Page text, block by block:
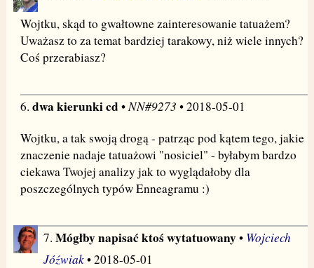
Wojtku, skąd to gwałtowne zainteresowanie tatuażem?
Uważasz to za temat bardziej tarakowy, niż wiele innych?
Coś przerabiasz?
6. dwa kierunki cd •NN#9273 • 2018-05-01
Wojtku, a tak swoją drogą - patrząc pod kątem tego, jakie
znaczenie nadaje tatuażowi "nosiciel" - byłabym bardzo
ciekawa Twojej analizy jak to wyglądałoby dla
poszczególnych typów Enneagramu :)
7. Mógłby napisać ktoś wytatuowany• Wojciech
Jóźwiak• 2018-05-01